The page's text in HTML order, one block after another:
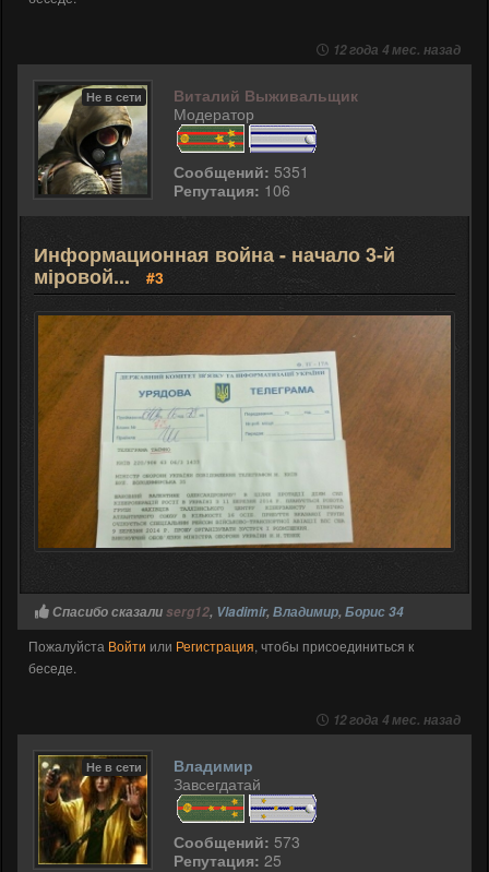
12 года 4 мес. назад
Не в сети
Виталий Выживальщик
Модератор
Сообщений: 5351
Репутация: 106
Информационная война - начало 3-й
міровой... #3
Спасибо сказалиserg12, Vladimir, Владимир, Борис 34
Пожалуйста Войти или Регистрация, чтобы присоединиться к
беседе.
12 года 4 мес. назад
Не в сети
Владимир
Завсегдатай
Сообщений: 573
Репутация: 25